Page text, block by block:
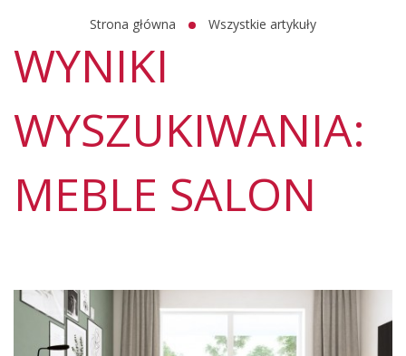
Strona główna Wszystkie artykuły
WYNIKI
WYSZUKIWANIA:
MEBLE SALON